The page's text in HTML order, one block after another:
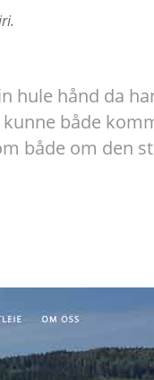
hule hånd da
både
både om den